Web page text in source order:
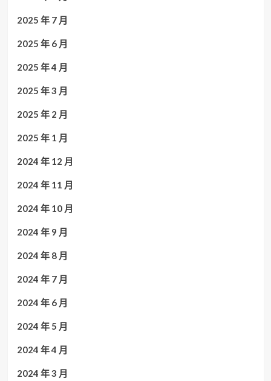
2025 年 7 月
2025 年 6 月
2025 年 4 月
2025 年 3 月
2025 年 2 月
2025 年 1 月
2024 年 12 月
2024 年 11 月
2024 年 10 月
2024 年 9 月
2024 年 8 月
2024 年 7 月
2024 年 6 月
2024 年 5 月
2024 年 4 月
2024 年 3 月